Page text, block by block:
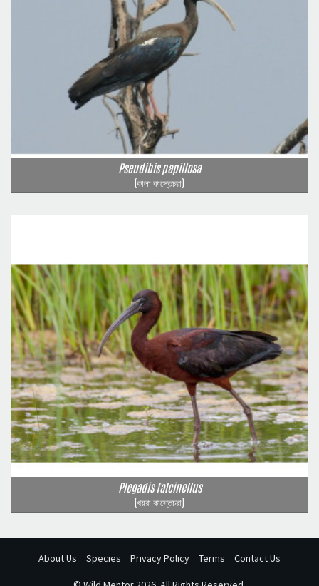
Pseudibis papillosa
(কালা কাস্তেচরা)
Plegadis falcinellus
(খয়রা কাস্তেচরা)
About Us Species Privacy Policy Terms Contact Us